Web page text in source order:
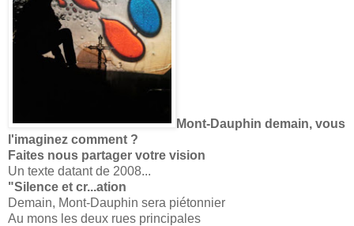
Mont-Dauphin demain, vous
l'imaginez comment ?
Faites nous partager votre vision
Un texte datant de 2008...
"Silence et cr...ation
Demain, Mont-Dauphin sera piétonnier
Au mons les deux rues principales